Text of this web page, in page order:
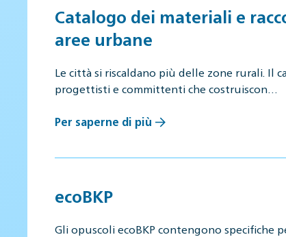
Catalogo dei materiali e
aree urbane
Le città si riscaldano più delle zone rurali. Il
progettisti e committenti che costruiscon…
Per saperne di più
ecoBKP
Gli opuscoli ecoBKP contengono specifiche